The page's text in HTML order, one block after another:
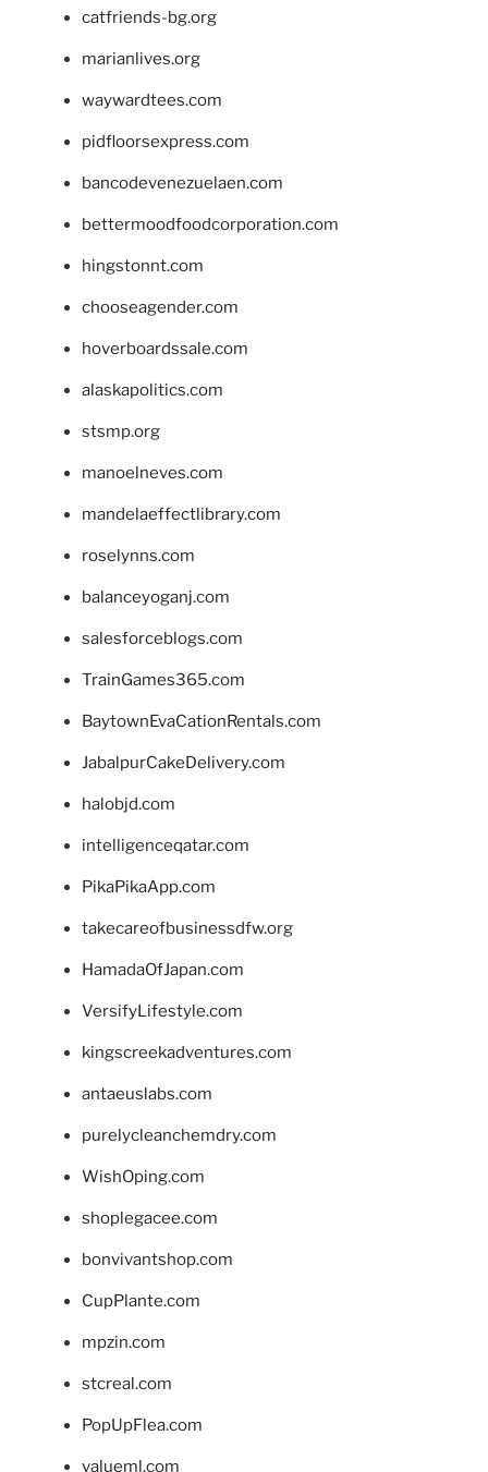
catfriends-bg.org
marianlives.org
waywardtees.com
pidfloorsexpress.com
bancodevenezuelaen.com
bettermoodfoodcorporation.com
hingstonnt.com
chooseagender.com
hoverboardssale.com
alaskapolitics.com
stsmp.org
manoelneves.com
mandelaeffectlibrary.com
roselynns.com
balanceyoganj.com
salesforceblogs.com
TrainGames365.com
BaytownEvaCationRentals.com
JabalpurCakeDelivery.com
halobjd.com
intelligenceqatar.com
PikaPikaApp.com
takecareofbusinessdfw.org
HamadaOfJapan.com
VersifyLifestyle.com
kingscreekadventures.com
antaeuslabs.com
purelycleanchemdry.com
WishOping.com
shoplegacee.com
bonvivantshop.com
CupPlante.com
mpzin.com
stcreal.com
PopUpFlea.com
valueml.com